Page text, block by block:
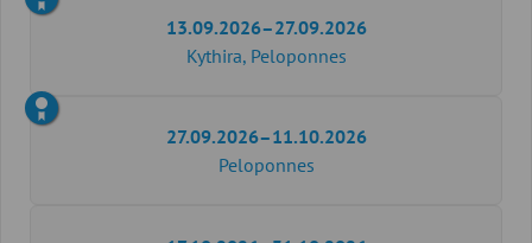
13.09.2026–27.09.2026
Kythira, Peloponnes
27.09.2026–11.10.2026
Peloponnes